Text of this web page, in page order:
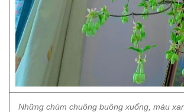
Những chùm chuông buông xuống, màu